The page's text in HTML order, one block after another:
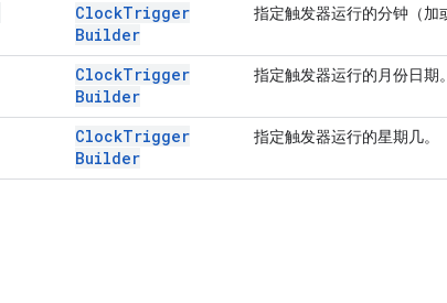
ClockTrigger
Builder
指定触发器运行的分钟（加
ClockTrigger
Builder
指定触发器运行的月份日期。
ClockTrigger
Builder
指定触发器运行的星期几。